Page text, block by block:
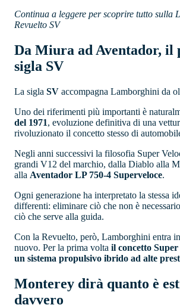
Continua a leggere per scoprire tutto sulla
Revuelto SV
Da Miura ad Aventador, il
sigla SV
La sigla SV accompagna Lamborghini da
Uno dei riferimenti più importanti è
del 1971, evoluzione definitiva di una
rivoluzionato il concetto stesso di
Negli anni successivi la filosofia Super
grandi V12 del marchio, dalla Diablo alla
alla Aventador LP 750-4 Superveloce.
Ogni generazione ha interpretato la stessa
differenti: eliminare ciò che non è
ciò che serve alla guida.
Con la Revuelto, però, Lamborghini entra
nuovo. Per la prima volta il concetto
un sistema propulsivo ibrido ad alte
Monterey dirà quanto è
davvero